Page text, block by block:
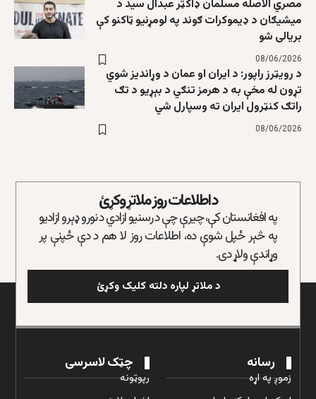
مصري الاصله مسلمان ډاکټر عبدال سید د
میشیګان د ډیموکرات ګوند په لومړنیو ټاکنو کې
بریالی شو
08/06/2026
د رویټرز راپور: د ایران او عمان د وړاندیز شوي
تړون له مخې به د هرمز تنګي د بېړیو د تګ
راتګ کنټرول ایران ته وسپارل شي
08/06/2026
د اطلاعات روز ملاتړ وکړئ
په افغانستان کې، چیرې چې د رسنیو ازادي د نورو ډېرو ازادیو
په څېر ځپل شوې ده، اطلاعات روز لا هم د دې ځپنې پر
وړاندې ولاړ دی.
د ملاتړ لپاره دلته کلیک وکړئ
رسانه
زموږ په اړه
چټک لاسرسی
رپوټونه